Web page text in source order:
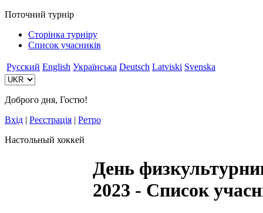
Поточний турнір
Сторінка турніру
Список учасників
Русский English Українська Deutsch Latviski Svenska
Доброго дня, Гостю!
Вхід | Реєстрація | Ретро
Настольный хоккей
День
2023 - Список